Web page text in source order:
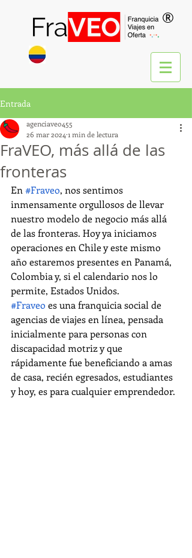
®
Entrada
FraVEO, más allá de las
fronteras
agenciaveo455
26 mar 2024 1 min de lectura
En #Fraveo, nos sentimos
inmensamente orgullosos de llevar
nuestro modelo de negocio más allá
de las fronteras. Hoy ya iniciamos
operaciones en Chile y este mismo
año estaremos presentes en Panamá,
Colombia y, si el calendario nos lo
permite, Estados Unidos.
#Fraveo es una franquicia social de
agencias de viajes en línea, pensada
inicialmente para personas con
discapacidad motriz y que
rápidamente fue beneficiando a amas
de casa, recién egresados, estudiantes
y hoy, es para cualquier emprendedor.